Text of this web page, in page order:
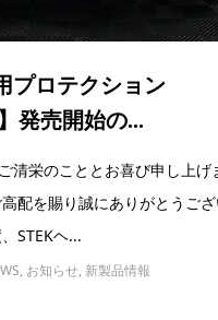
プロテクション
発売開始の...
栄のこととお喜び申し上げ
配を賜り誠にありがとうご
STEKヘ...
, お知らせ, 新製品情報